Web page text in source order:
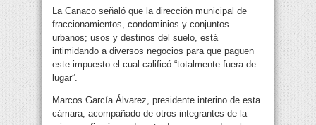
La Canaco señaló que la dirección municipal de
fraccionamientos, condominios y conjuntos
urbanos; usos y destinos del suelo, está
intimidando a diversos negocios para que paguen
este impuesto el cual calificó “totalmente fuera de
lugar”.
Marcos García Álvarez, presidente interino de esta
cámara, acompañado de otros integrantes de la